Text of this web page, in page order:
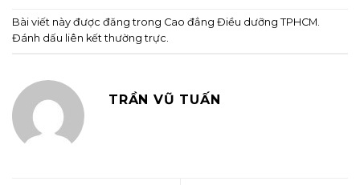
Bài viết này được đăng trong Cao đẳng Điều dưỡng TPHCM.
Đánh dấu liên kết thường trực.
TRẦN VŨ TUẤN